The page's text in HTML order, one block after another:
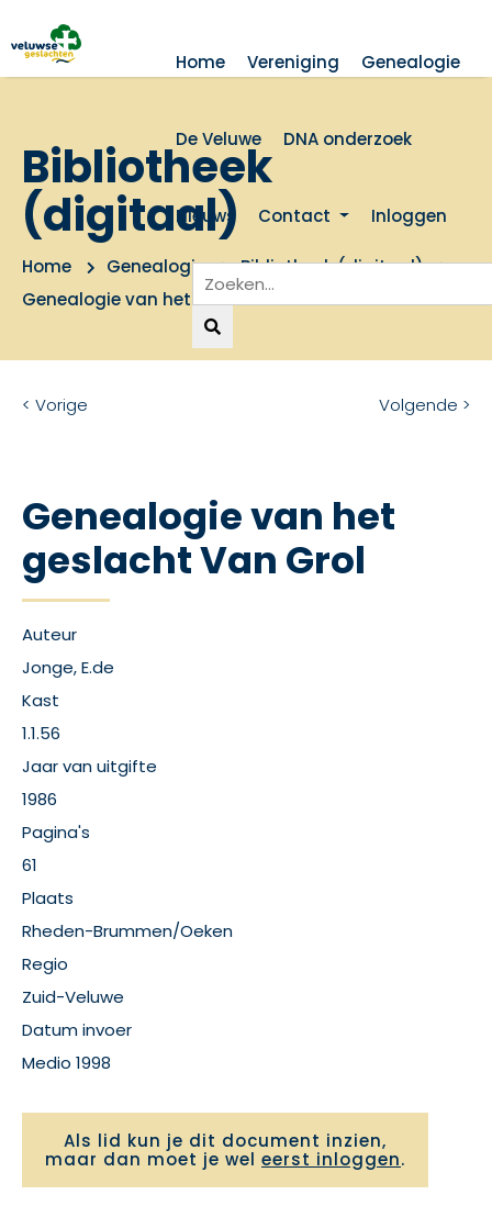
Home Vereniging Genealogie
De Veluwe DNA onderzoek
Nieuws Contact Inloggen
Bibliotheek
(digitaal)
Home Genealogie
Bibliotheek (digitaal)
Genealogie van het geslacht Van Grol
< Vorige Volgende >
Genealogie van het
geslacht Van Grol
Auteur
Jonge, E.de
Kast
1.1.56
Jaar van uitgifte
1986
Pagina's
61
Plaats
Rheden-Brummen/Oeken
Regio
Zuid-Veluwe
Datum invoer
Medio 1998
Als lid kun je dit document inzien,
maar dan moet je wel eerst inloggen.